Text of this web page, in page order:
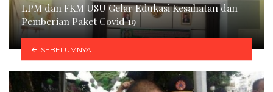
LPM dan FKM USU Gelar Edukasi Kesahatan dan
Pemberian Paket Covid 19
SEBELUMNYA